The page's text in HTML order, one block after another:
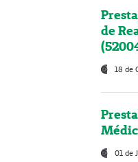
de
18 de
01 de